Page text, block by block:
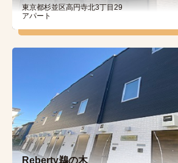
東京都杉並区高円寺北3丁目29
アパート
Reberty鵜の木